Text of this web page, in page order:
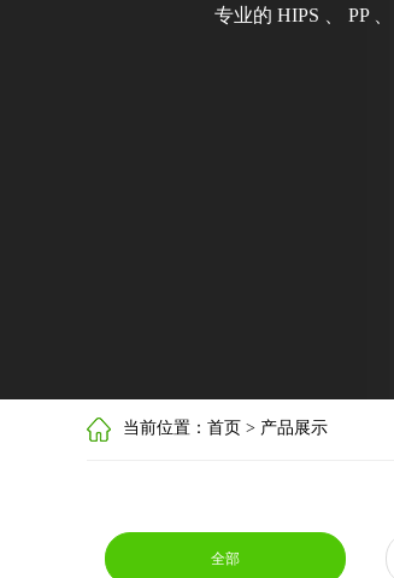
专业的 HIPS 、 PP
当前位置：首页 > 产品展示
全部